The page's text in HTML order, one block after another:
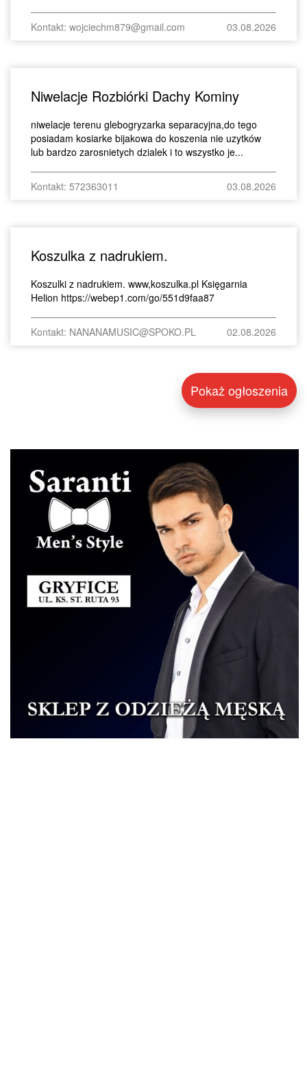
Kontakt: wojciechm879@gmail.com 03.08.2026
Niwelacje Rozbiórki Dachy Kominy
niwelacje terenu glebogryzarka separacyjna,do tego
posiadam kosiarke bijakowa do koszenia nie uzytków
lub bardzo zarosnietych dzialek i to wszystko je...
Kontakt: 572363011 03.08.2026
Koszulka z nadrukiem.
Koszulki z nadrukiem. www,koszulka.pl Księgarnia
Helion https://webep1.com/go/551d9faa87
Kontakt: NANANAMUSIC@SPOKO.PL 02.08.2026
Pokaż ogłoszenia